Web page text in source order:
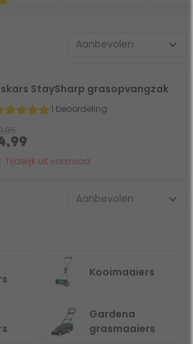
StaySharp grasopvangzak
1 beoordeling
Tijdelijk uit voorraad
Kooimaaiers
Gardena
grasmaaiers